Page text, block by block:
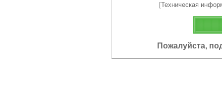
[Техническая
Пожалуйста,